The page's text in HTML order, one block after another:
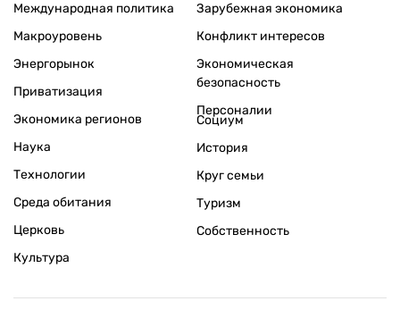
Международная политика
Макроуровень
Энергорынок
Приватизация
Экономика регионов
Зарубежная экономика
Конфликт интересов
Экономическая
безопасность
Персоналии
Наука
Технологии
Среда обитания
Церковь
Культура
Социум
История
Круг семьи
Туризм
Собственность